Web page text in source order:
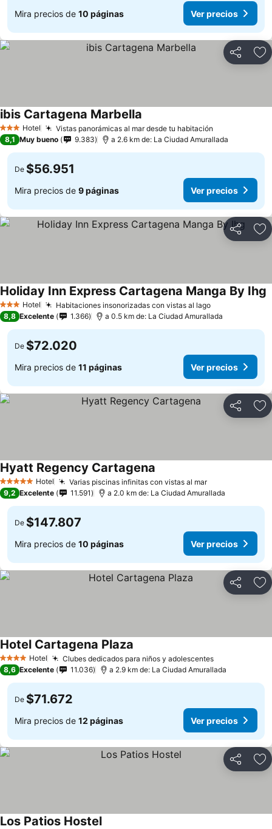
Mira precios de 10 páginas Ver precios
Compartir
3 Estrellas
Hotel Vistas panorámicas al mar desde tu habitación
ibis Cartagena Marbella
8,1 Muy bueno 9.383 a 2.6 km de: La Ciudad Amurallada
De $56.951
Mira precios de 9 páginas Ver precios
Compartir
3 Estrellas
Hotel Habitaciones insonorizadas con vistas al lago
Holiday Inn Express Cartagena Manga By Ihg
8,8 Excelente 1.366 a 0.5 km de: La Ciudad Amurallada
De $72.020
Mira precios de 11 páginas Ver precios
Compartir
5 Estrellas Hotel Varias piscinas infinitas con vistas al mar
Hyatt Regency Cartagena
9,2 Excelente 11.591 a 2.0 km de: La Ciudad Amurallada
De $147.807
Mira precios de 10 páginas Ver precios
Compartir
4 EstrellasHotel Clubes dedicados para niños y adolescentes
Hotel Cartagena Plaza
8,6 Excelente 11.036 a 2.9 km de: La Ciudad Amurallada
De $71.672
Mira precios de 12 páginas Ver precios
Compartir
Los Patios Hostel